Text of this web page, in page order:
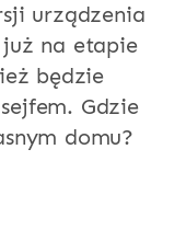
urządzenia
na etapie
będzie
Gdzie
domu?